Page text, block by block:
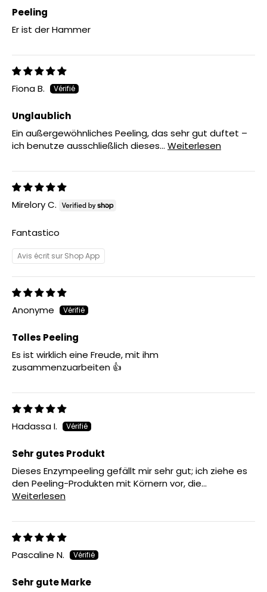
Peeling
Er ist der Hammer
Fiona B.
Unglaublich
Ein außergewöhnliches Peeling, das sehr gut duftet –
ich benutze ausschließlich dieses... Weiterlesen
Mirelory C.
Fantastico
Avis écrit sur Shop App
Anonyme
Tolles Peeling
Es ist wirklich eine Freude, mit ihm
zusammenzuarbeiten 👍
Hadassa I.
Sehr gutes Produkt
Dieses Enzympeeling gefällt mir sehr gut; ich ziehe es
den Peeling-Produkten mit Körnern vor, die...
Weiterlesen
Pascaline N.
Sehr gute Marke